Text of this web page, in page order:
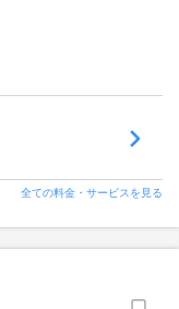
全ての料金・サービスを見る